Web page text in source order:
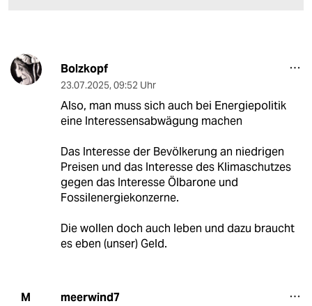
Bolzkopf
23.07.2025, 09:52 Uhr
Also, man muss sich auch bei Energiepolitik
eine Interessensabwägung machen
Das Interesse der Bevölkerung an niedrigen
Preisen und das Interesse des Klimaschutzes
gegen das Interesse Ölbarone und
Fossilenergiekonzerne.
Die wollen doch auch leben und dazu braucht
es eben (unser) Geld.
M meerwind7